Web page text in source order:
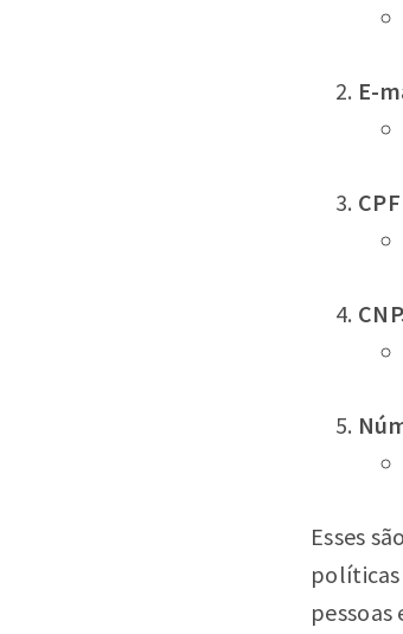
E-
Esses
políticas